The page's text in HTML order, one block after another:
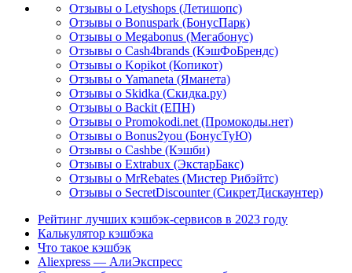
Отзывы о Letyshops (Летишопс)
Отзывы о Bonuspark (БонусПарк)
Отзывы о Megabonus (Мегабонус)
Отзывы о Cash4brands (КэшФоБрендс)
Отзывы о Kopikot (Копикот)
Отзывы о Yamaneta (Яманета)
Отзывы о Skidka (Скидка.ру)
Отзывы о Backit (ЕПН)
Отзывы о Promokodi.net (Промокоды.нет)
Отзывы о Bonus2you (БонусТуЮ)
Отзывы о Cashbe (Кэшби)
Отзывы о Extrabux (ЭкстарБакс)
Отзывы о MrRebates (Мистер Рибэйтс)
Отзывы о SecretDiscounter (СикретДискаунтер)
Рейтинг лучших кэшбэк-сервисов в 2023 году
Калькулятор кэшбэка
Что такое кэшбэк
Aliexpress — АлиЭкспресс